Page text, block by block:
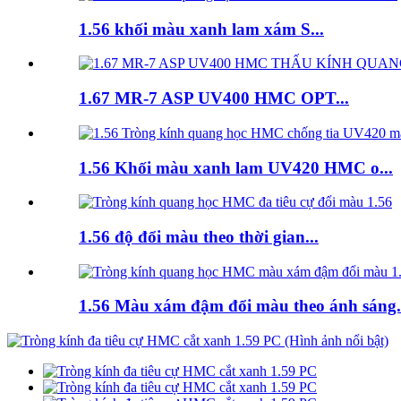
1.56 khối màu xanh lam xám S...
1.67 MR-7 ASP UV400 HMC OPT...
1.56 Khối màu xanh lam UV420 HMC o...
1.56 độ đổi màu theo thời gian...
1.56 Màu xám đậm đổi màu theo ánh